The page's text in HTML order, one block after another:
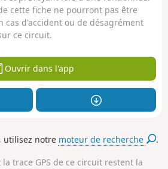
cette fiche ne pourront pas être
cas d'accident ou de désagrément
ce circuit.
Ouvrir dans l'app
utilisez notre moteur de recherche .
trace GPS de ce circuit restent la